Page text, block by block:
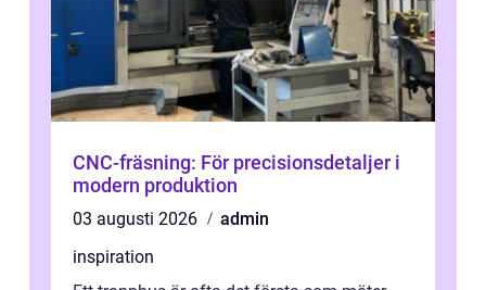
CNC-fräsning: För precisionsdetaljer i
modern produktion
03 augusti 2026
admin
inspiration